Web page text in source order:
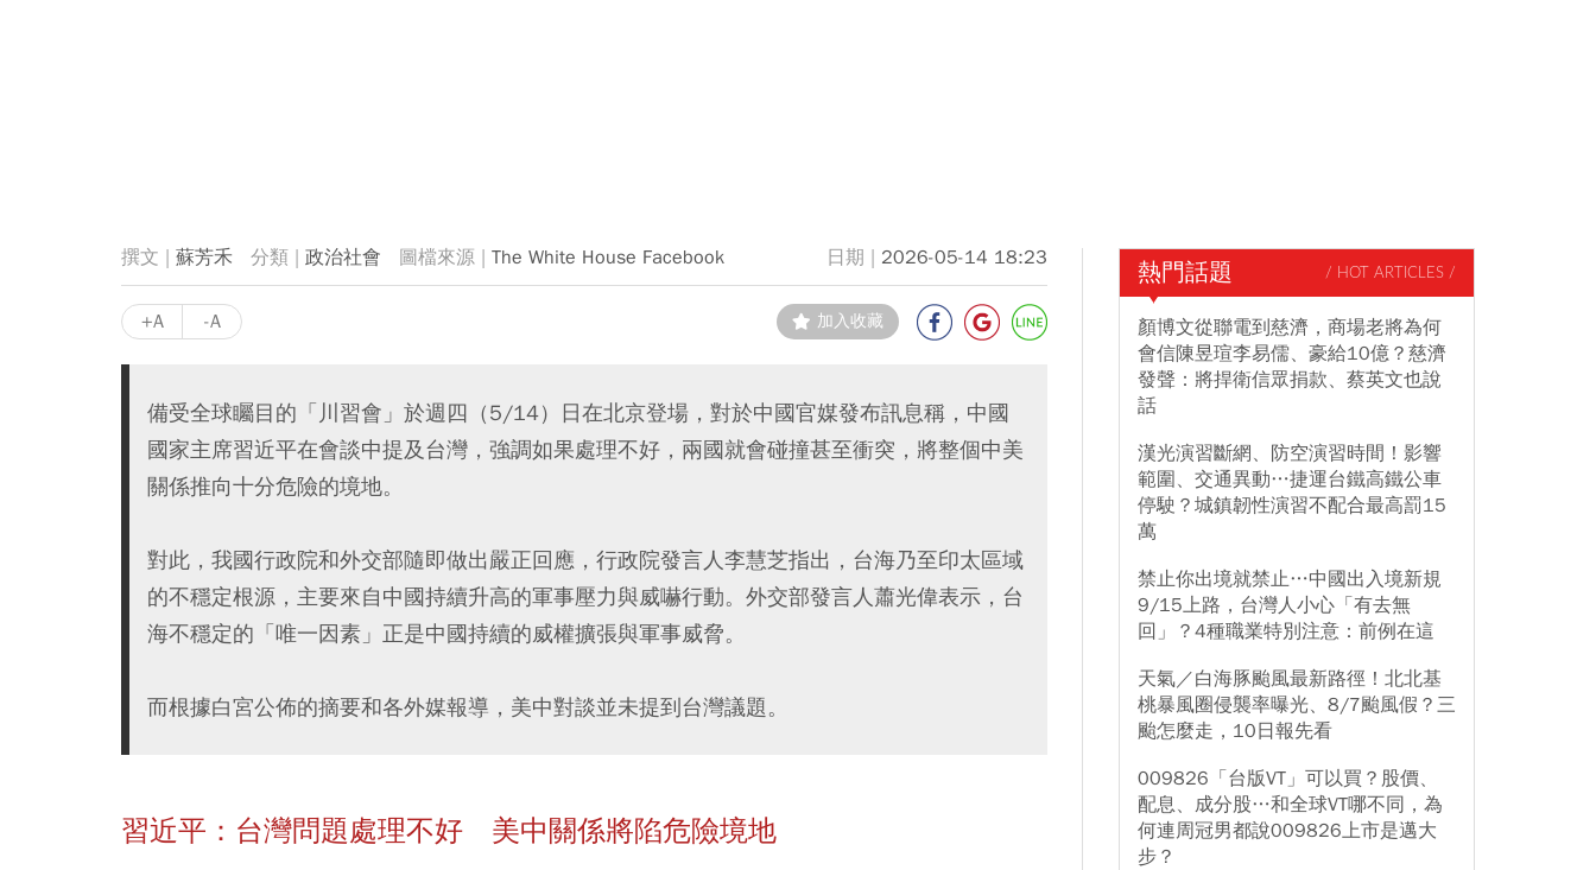
蘇芳禾 政治社會 The White House Facebook 2026-05-14 18:23
+A -A 加入收藏
備受全球矚目的「川習會」於週四（5/14）日在北京登場，對於中國官媒發布訊息稱，中國
國家主席習近平在會談中提及台灣，強調如果處理不好，兩國就會碰撞甚至衝突，將整個中美
關係推向十分危險的境地。
對此，我國行政院和外交部隨即做出嚴正回應，行政院發言人李慧芝指出，台海乃至印太區域
的不穩定根源，主要來自中國持續升高的軍事壓力與威嚇行動。外交部發言人蕭光偉表示，台
海不穩定的「唯一因素」正是中國持續的威權擴張與軍事威脅。
而根據白宮公佈的摘要和各外媒報導，美中對談並未提到台灣議題。
習近平：台灣問題處理不好 美中關係將陷危險境地
熱門話題 / HOT ARTICLES /
顏博文從聯電到慈濟，商場老將為何
會信陳昱瑄李易儒、豪給10億？慈濟
發聲：將捍衛信眾捐款、蔡英文也說
話
漢光演習斷網、防空演習時間！影響
範圍、交通異動…捷運台鐵高鐵公車
停駛？城鎮韌性演習不配合最高罰15
萬
禁止你出境就禁止…中國出入境新規
9/15上路，台灣人小心「有去無
回」？4種職業特別注意：前例在這
天氣／白海豚颱風最新路徑！北北基
桃暴風圈侵襲率曝光、8/7颱風假？三
颱怎麼走，10日報先看
009826「台版VT」可以買？股價、
配息、成分股…和全球VT哪不同，為
何連周冠男都說009826上市是邁大
步？